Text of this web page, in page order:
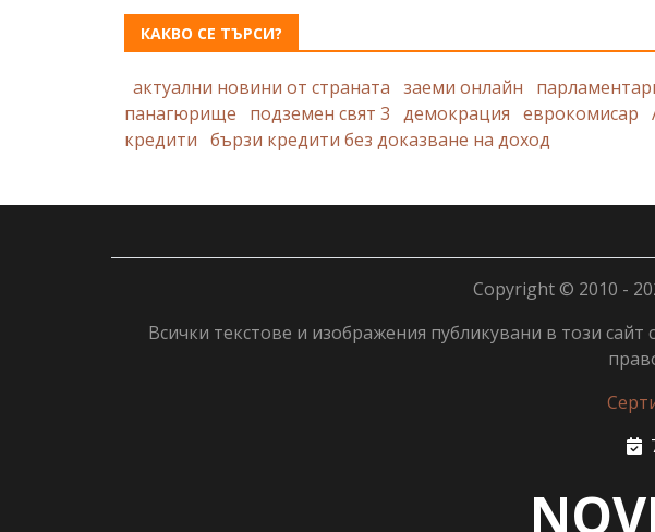
КАКВО СЕ ТЪРСИ?
актуални новини от страната заеми онлайн
панагюрище
подземен свят 3 демокрация еврокомисар
кредити бързи кредити без доказване на доход
Copyright © 2010 -
Всички текстове и изображения публикувани в този